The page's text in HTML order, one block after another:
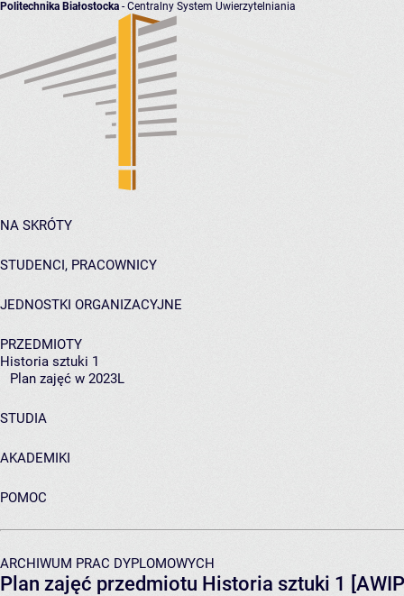
Politechnika Białostocka - Centralny System Uwierzytelniania
NA SKRÓTY
STUDENCI, PRACOWNICY
JEDNOSTKI ORGANIZACYJNE
PRZEDMIOTY
Historia sztuki 1
Plan zajęć w 2023L
STUDIA
AKADEMIKI
POMOC
ARCHIWUM PRAC DYPLOMOWYCH
Plan zajęć przedmiotu Historia sztuki 1